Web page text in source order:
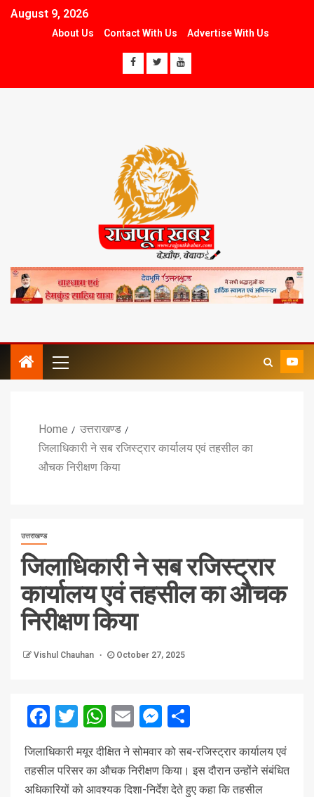
August 9, 2026
About Us Contact With Us Advertise With Us
Home
उत्तराखण्ड
जिलाधिकारी ने सब रजिस्ट्रार कार्यालय एवं तहसील का
औचक निरीक्षण किया
उत्तराखण्ड
जिलाधिकारी ने सब रजिस्ट्रार
कार्यालय एवं तहसील का औचक
निरीक्षण किया
Vishul Chauhan October 27, 2025
Facebook
Twitter
WhatsApp
EmailMessenger
जिलाधिकारी मयूर दीक्षित ने सोमवार को सब-रजिस्ट्रार कार्यालय एवं
तहसील परिसर का औचक निरीक्षण किया। इस दौरान उन्होंने संबंधित
अधिकारियों को आवश्यक दिशा-निर्देश देते हुए कहा कि तहसील